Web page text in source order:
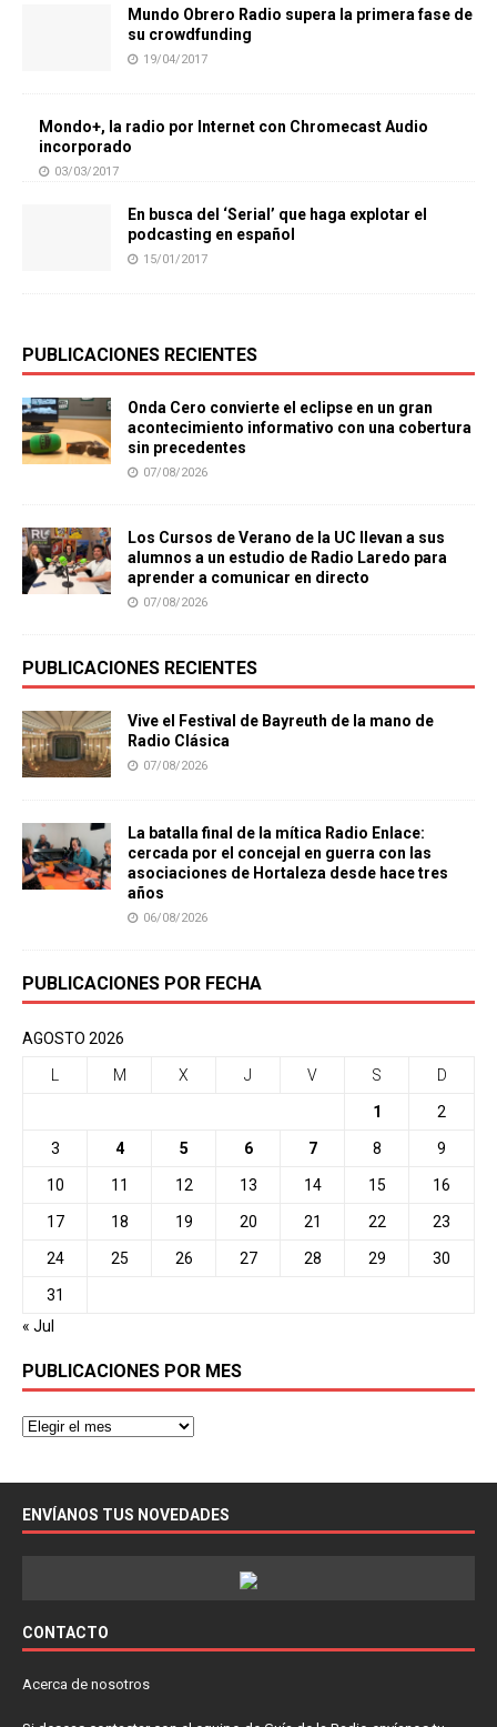
Mundo Obrero Radio supera la primera fase de
su crowdfunding
19/04/2017
Mondo+, la radio por Internet con Chromecast Audio
incorporado
03/03/2017
En busca del ‘Serial’ que haga explotar el
podcasting en español
15/01/2017
PUBLICACIONES RECIENTES
Onda Cero convierte el eclipse en un gran
acontecimiento informativo con una cobertura
sin precedentes
07/08/2026
Los Cursos de Verano de la UC llevan a sus
alumnos a un estudio de Radio Laredo para
aprender a comunicar en directo
07/08/2026
PUBLICACIONES RECIENTES
Vive el Festival de Bayreuth de la mano de
Radio Clásica
07/08/2026
La batalla final de la mítica Radio Enlace:
cercada por el concejal en guerra con las
asociaciones de Hortaleza desde hace tres
años
06/08/2026
PUBLICACIONES POR FECHA
AGOSTO 2026
L M X J V S D
1 2
3 4 5 6 7 8 9
10 11 12 13 14 15 16
17 18 19 20 21 22 23
24 25 26 27 28 29 30
31
« Jul
PUBLICACIONES POR MES
ENVÍANOS TUS NOVEDADES
CONTACTO
Acerca de nosotros